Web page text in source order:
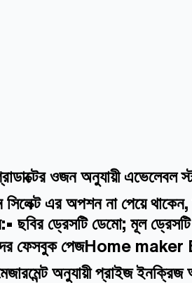
ওজন অনুযায়ী এভেলেবল
এর অপশন না পেয়ে
ছবির ড্রেসটি ডেমো; মূল
ফেসবুক পেজHome maker
অনুযায়ী প্রাইজ